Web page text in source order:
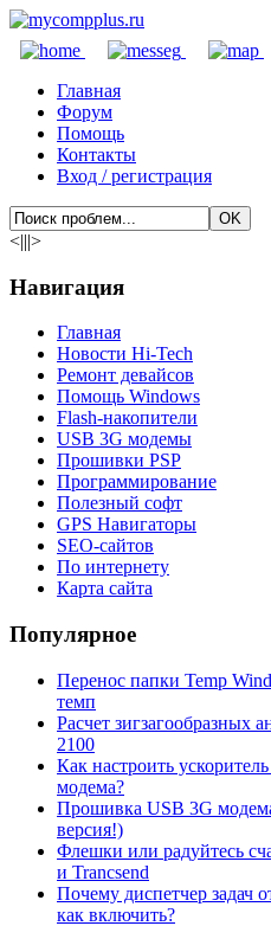
Главная
Форум
Помощь
Контакты
Вход / регистрация
<|||>
Навигация
Главная
Новости Hi-Tech
Ремонт девайсов
Помощь Windows
Flash-накопители
USB 3G модемы
Прошивки PSP
Программирование
Полезный софт
GPS Навигаторы
SEO-сайтов
По интернету
Карта сайта
Популярное
Перенос папки Temp
темп
Расчет зигзагообразных
2100
Как настроить
модема?
Прошивка USB 3G
версия!)
Флешки или радуйтесь
и Trancsend
Почему диспетчер задач
как включить?